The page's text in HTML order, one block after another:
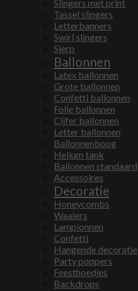
Slingers met print
Tassel slingers
Letterbanners
Swirl slingers
Sjerp
Ballonnen
Latex ballonnen
Grote ballonnen
Confetti ballonnen
Folie ballonnen
Cijfer ballonnen
Letter ballonnen
Ballonnenboog
Helium tank
Ballonnen standaard
Accessoires
Decoratie
Honeycombs
Waaiers
Lampionnen
Confetti
Hangende decoratie
Party poppers
Feesthoedjes
Backdrops